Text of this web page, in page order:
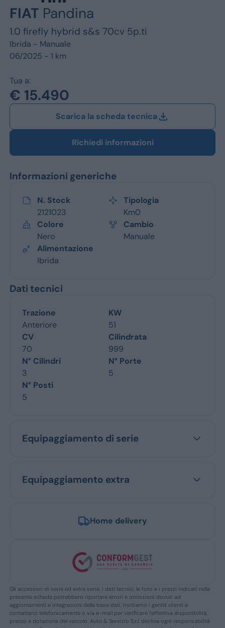
Ford
FIAT Pandina
1.0 firefly hybrid s&s 70cv 5p.ti
Ibrida - Manuale
06/2025 - 1 km
Tua a:
€ 15.490
Scarica la scheda tecnica
Richiedi informazioni
Informazioni generiche
N. Stock
2121023
Tipologia
Km0
Colore
Nero
Cambio
Manuale
Alimentazione
Ibrida
Dati tecnici
Trazione
Anteriore
KW
51
CV
70
Cilindrata
999
N° Cilindri
3
N° Porte
5
N° Posti
5
Equipaggiamento di serie
Equipaggiamento extra
Home delivery
Gli accessori di serie ed extra serie, i dati tecnici, le foto e i prezzi indicati nella
presente scheda potrebbero riportare errori e omissioni dovuti ad
aggiornamenti e integrazioni della base dati. Invitiamo i gentili clienti a
contattarci telefonicamente o via e-mail per verificare l’effettiva disponibilità,
prezzo e dotazione del veicolo. Auto & Servizio S.r.l. declina ogni responsabilità